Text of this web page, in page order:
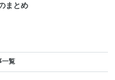
まとめ
一覧